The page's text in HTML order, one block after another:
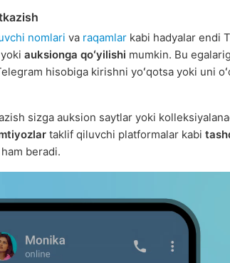
nomlari va raqamlar kabi hadyalar endi
yoki auksionga qoʻyilishi mumkin. Bu
hisobiga kirishni yoʻqotsa yoki uni
sizga auksion saytlar yoki
taklif qiluvchi platformalar kabi
beradi.